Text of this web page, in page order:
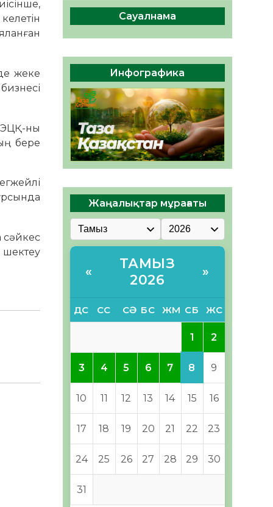
жеке
ЭЦҚ-ны
бере
сәйкес
шектеу
Руслан Рүстемұлы облыс
әкімінің кеңесшісі болып
тағайындалды
05.08.2026
43 0
Сауалнама
Инфографика
Жаңалықтар мұрағаты
«
ТАМЫЗ
2026
»
ДС СС СӘ БС ЖМ СБ ЖС
1 2
3 4 5 6 7 8 9
10 11 12 13 14 15 16
17 18 19 20 21 22 23
24 25 26 27 28 29 30
31